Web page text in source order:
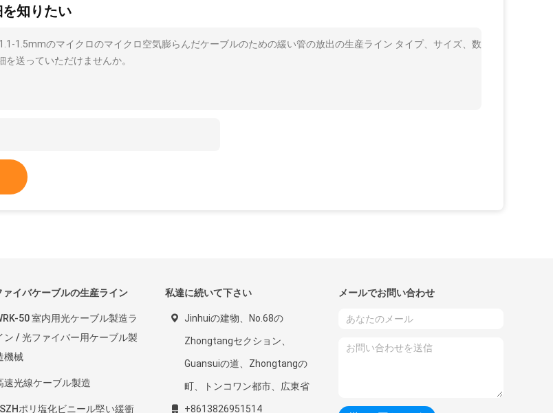
知りたい
1.5mmのマイクロのマイクロ空気膨らんだケーブルのための緩い管の放出の生産ライン タイプ、サイズ、数
を送っていただけませんか。
ァイバケーブルの生産ライン
50 室内用光ケーブル製造ラ
ン / 光ファイバー用ケーブル製
機械
速光線ケーブル製造
ポリ塩化ビニール堅い緩衝
私達に続いて下さい
Jinhuiの建物、No.68の
Zhongtangセクション、
Guansuiの道、Zhongtangの
町、トンコワン都市、広東省
+8613826951514
メールでお問い合わせ